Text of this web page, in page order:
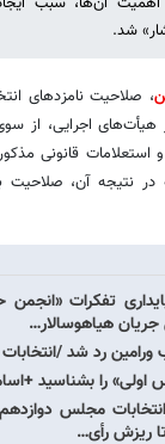
شد.
، صلاحیت نامزدهای
هیأت‌های اجرایی، از
قانونی
تفکرات
هیاهوسالار…
رد شد /
ریزش رأی…